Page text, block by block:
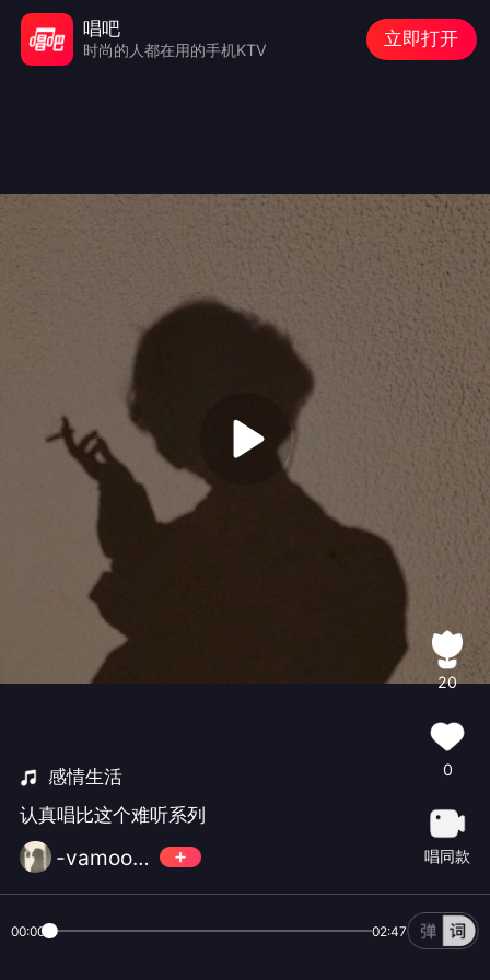
感情生活
认真唱比这个难听系列
-vamoose-
20
0
唱同款
00:00 02:47
唱吧
时尚的人都在用的手机KTV
立即打开